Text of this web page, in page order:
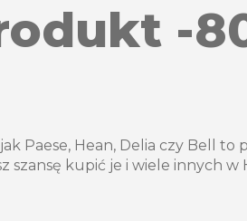
-
Paese, Hean, Delia czy Bell to
szansę kupić je i wiele innych